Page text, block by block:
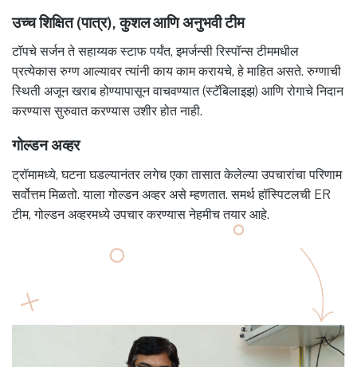
उच्च शिक्षित (पात्र), कुशल आणि अनुभवी टीम
टॉपचे सर्जन ते सहाय्यक स्टाफ पर्यंत, इमर्जन्सी रिस्पॉन्स टीममधील
प्रत्येकास रुग्ण आल्यावर त्यांनी काय काम करायचे, हे माहित असते. रुग्णाची
स्थिती अजून खराब होण्यापासून वाचवण्यात (स्टॅबिलाइझ) आणि रोगाचे निदान
करण्यास सुरुवात करण्यास उशीर होत नाही.
गोल्डन अव्हर
ट्रॉमामध्ये, घटना घडल्यानंतर लगेच एका तासात केलेल्या उपचारांचा परिणाम
सर्वोत्तम मिळतो. याला गोल्डन अव्हर असे म्हणतात. समर्थ हॉस्पिटलची ER
टीम, गोल्डन अव्हरमध्ये उपचार करण्यास नेहमीच तयार आहे.